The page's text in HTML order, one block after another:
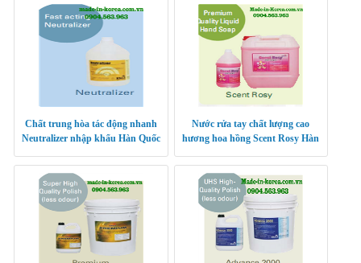
Chất trung hòa tác động nhanh
Neutralizer nhập khẩu Hàn Quốc
Nước rửa tay chất lượng cao
hương hoa hồng Scent Rosy Hàn